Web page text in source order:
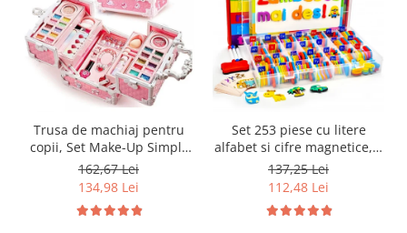
Trusa de machiaj pentru
copii, Set Make-Up Simply
Joy, cu 47 de elemente
pentru make-up, rujuri,
farduri, oja, Design inedit,
geanta cu maner pentru
162,67 Lei
134,98 Lei
Set 253 piese cu litere
alfabet si cifre magnetice, 1
tabla magnetica cu doua
fete si cutie de depozitare,
jucarii educative pentru
copii de 3,4,5,6,7 ani
137,25 Lei
112,48 Lei